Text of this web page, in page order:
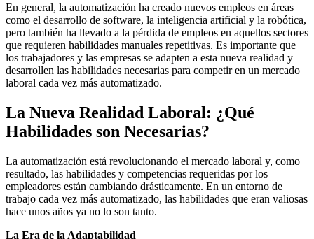
En general, la automatización ha creado nuevos empleos en áreas
como el desarrollo de software, la inteligencia artificial y la robótica,
pero también ha llevado a la pérdida de empleos en aquellos sectores
que requieren habilidades manuales repetitivas. Es importante que
los trabajadores y las empresas se adapten a esta nueva realidad y
desarrollen las habilidades necesarias para competir en un mercado
laboral cada vez más automatizado.
La Nueva Realidad Laboral: ¿Qué
Habilidades son Necesarias?
La automatización está revolucionando el mercado laboral y, como
resultado, las habilidades y competencias requeridas por los
empleadores están cambiando drásticamente. En un entorno de
trabajo cada vez más automatizado, las habilidades que eran valiosas
hace unos años ya no lo son tanto.
La Era de la Adaptabilidad